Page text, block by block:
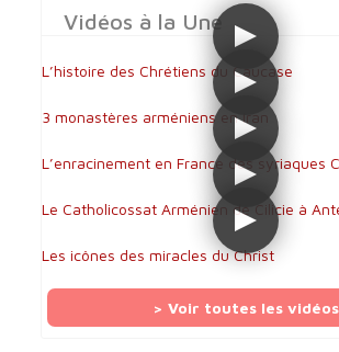
Vidéos à la Une
L’histoire des Chrétiens du Caucase
3 monastères arméniens en Iran
L’enracinement en France des syriaques
Le Catholicossat Arménien de Cilicie à
Les icônes des miracles du Christ
> Voir toutes les vidéos